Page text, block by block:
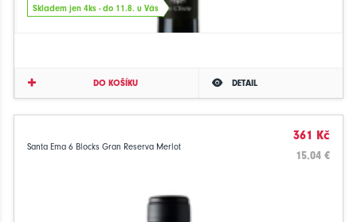
Skladem jen 4ks - do 11.8. u Vás
DO KOŠÍKU DETAIL
Santa Ema 6 Blocks Gran Reserva Merlot
361 Kč
15.04 €